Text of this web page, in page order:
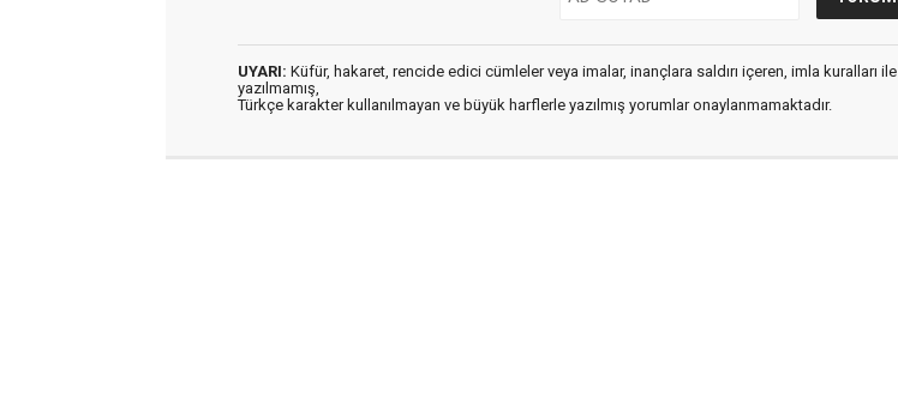
UYARI: Küfür, hakaret, rencide edici cümleler veya imalar, inançlara saldırı içeren, imla kuralları ile
yazılmamış,
Türkçe karakter kullanılmayan ve büyük harflerle yazılmış yorumlar onaylanmamaktadır.